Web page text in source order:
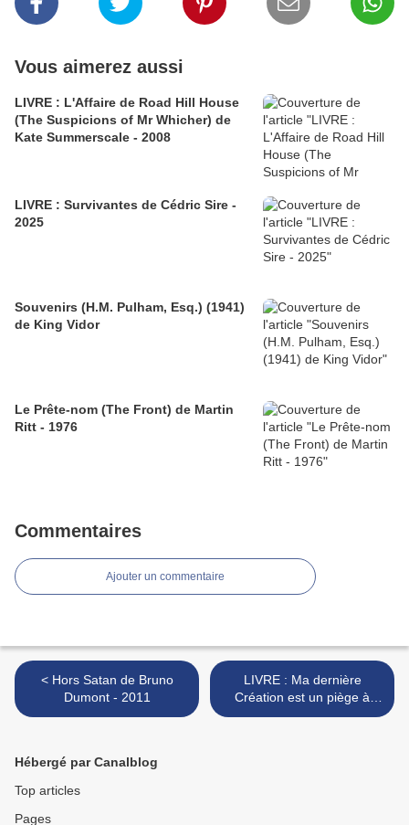
Vous aimerez aussi
LIVRE : L'Affaire de Road Hill House
(The Suspicions of Mr Whicher) de
Kate Summerscale - 2008
LIVRE : Survivantes de Cédric Sire -
2025
Souvenirs (H.M. Pulham, Esq.) (1941)
de King Vidor
Le Prête-nom (The Front) de Martin
Ritt - 1976
Commentaires
Ajouter un commentaire
< Hors Satan de Bruno
Dumont - 2011
LIVRE : Ma dernière
Création est un piège à
taupes d'Oliver Rohe - 2012
Hébergé par Canalblog
Top articles
Pages